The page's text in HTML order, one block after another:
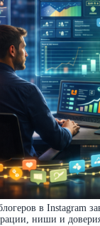
в Instagram
ниши и